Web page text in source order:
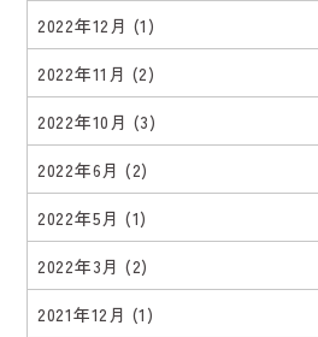
2022年12月 (1)
2022年11月 (2)
2022年10月 (3)
2022年6月 (2)
2022年5月 (1)
2022年3月 (2)
2021年12月 (1)